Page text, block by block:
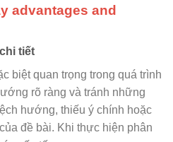
advantages and
tiết
biệt quan trọng trong quá trình
rõ ràng và tránh những
hướng, thiếu ý chính hoặc
đề bài. Khi thực hiện phân